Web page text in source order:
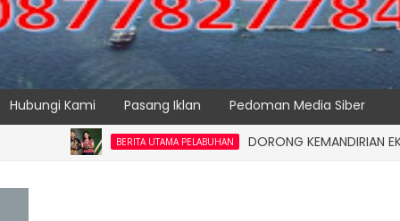
Hubungi Kami Pasang Iklan Pedoman Media Siber
BERITA UTAMA PELABUHAN DORONG KEMANDIRIAN EKONOMI